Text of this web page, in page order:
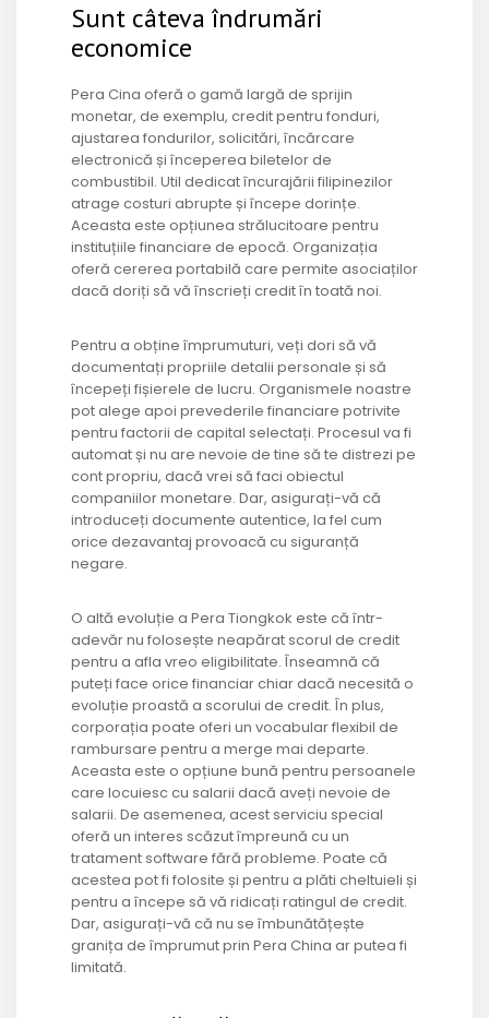
Sunt câteva îndrumări
economice
Pera Cina oferă o gamă largă de sprijin
monetar, de exemplu, credit pentru fonduri,
ajustarea fondurilor, solicitări, încărcare
electronică și începerea biletelor de
combustibil. Util dedicat încurajării filipinezilor
atrage costuri abrupte și începe dorințe.
Aceasta este opțiunea strălucitoare pentru
instituțiile financiare de epocă. Organizația
oferă cererea portabilă care permite asociaților
dacă doriți să vă înscrieți credit în toată noi.
Pentru a obține împrumuturi, veți dori să vă
documentați propriile detalii personale și să
începeți fișierele de lucru. Organismele noastre
pot alege apoi prevederile financiare potrivite
pentru factorii de capital selectați. Procesul va fi
automat și nu are nevoie de tine să te distrezi pe
cont propriu, dacă vrei să faci obiectul
companiilor monetare. Dar, asigurați-vă că
introduceți documente autentice, la fel cum
orice dezavantaj provoacă cu siguranță
negare.
O altă evoluție a Pera Tiongkok este că într-
adevăr nu folosește neapărat scorul de credit
pentru a afla vreo eligibilitate. Înseamnă că
puteți face orice financiar chiar dacă necesită o
evoluție proastă a scorului de credit. În plus,
corporația poate oferi un vocabular flexibil de
rambursare pentru a merge mai departe.
Aceasta este o opțiune bună pentru persoanele
care locuiesc cu salarii dacă aveți nevoie de
salarii. De asemenea, acest serviciu special
oferă un interes scăzut împreună cu un
tratament software fără probleme. Poate că
acestea pot fi folosite și pentru a plăti cheltuieli și
pentru a începe să vă ridicați ratingul de credit.
Dar, asigurați-vă că nu se îmbunătățește
granița de împrumut prin Pera China ar putea fi
limitată.